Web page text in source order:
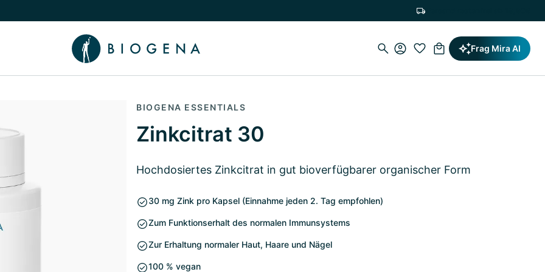
Wissen umschalten Frag Mira AI
BIOGENA ESSENTIALS
Zinkcitrat 30
Hochdosiertes Zinkcitrat in gut bioverfügbarer organischer Form
30 mg Zink pro Kapsel (Einnahme jeden 2. Tag empfohlen)
Zum Funktionserhalt des normalen Immunsystems
Zur Erhaltung normaler Haut, Haare und Nägel
100 % vegan